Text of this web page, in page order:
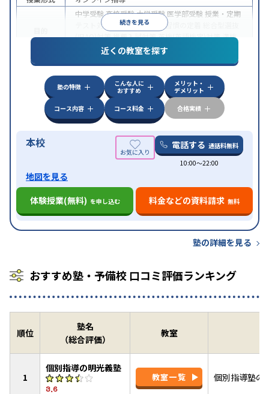
続きを見る
中学受験高校受験大学受験 医学部受験 授業・定期
テスト対策
内申点対策 学習習慣の定着
(旧AO)対策推薦入試対策英検(英語検定)対策漢検
(漢字検定)対策
中高一貫校生に対応成績保証制度あり授業の振替
可能不登校生に対応学習にPC・タブレットを利用
オンライン対応1科目から受講可能
近くの教室を探す
塾の特徴
こんな人に
おすすめ
メリット・
デメリット
コース内容
コース料金 合格実績
本校 電話する 通話料無料
10:00〜22:00
地図を見る
体験授業(無料) を申し込む 料金などの資料請求 無料
塾の詳細を見る
おすすめ塾・予備校 口コミ評価ランキング
順位
塾名
（総合評価）
教室
1
個別指導の明光義塾
3.6
教室一覧 個別指導塾の